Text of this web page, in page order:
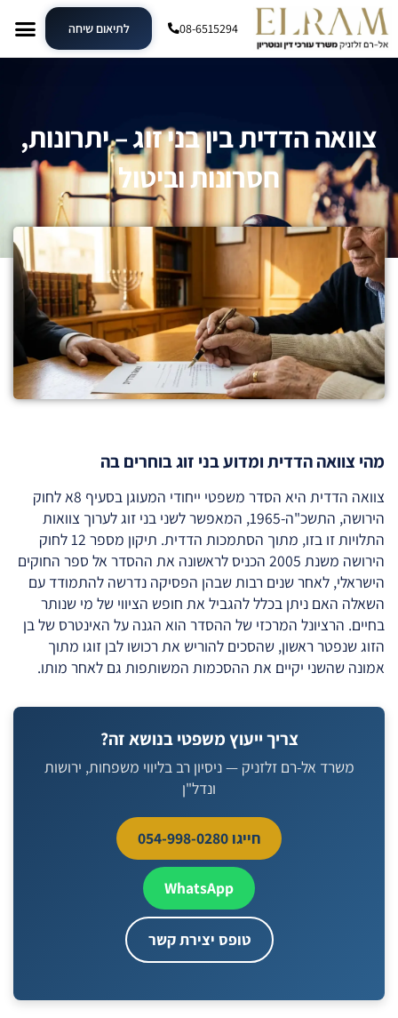
08-6515294 לתיאום שיחה
צוואה הדדית בין בני זוג – יתרונות,
חסרונות וביטול
מהי צוואה הדדית ומדוע בני זוג בוחרים בה
צוואה הדדית היא הסדר משפטי ייחודי המעוגן בסעיף 8א לחוק
הירושה, התשכ"ה-1965, המאפשר לשני בני זוג לערוך צוואות
התלויות זו בזו, מתוך הסתמכות הדדית. תיקון מספר 12 לחוק
הירושה משנת 2005 הכניס לראשונה את ההסדר אל ספר החוקים
הישראלי, לאחר שנים רבות שבהן הפסיקה נדרשה להתמודד עם
השאלה האם ניתן בכלל להגביל את חופש הציווי של מי שנותר
בחיים. הרציונל המרכזי של ההסדר הוא הגנה על האינטרס של בן
הזוג שנפטר ראשון, שהסכים להוריש את רכושו לבן זוגו מתוך
אמונה שהשני יקיים את ההסכמות המשותפות גם לאחר מותו.
צריך ייעוץ משפטי בנושא זה?
משרד אל-רם זלזניק — ניסיון רב בליווי משפחות, ירושות
ונדל"ן
חייגו 054-998-0280
WhatsApp
טופס יצירת קשר